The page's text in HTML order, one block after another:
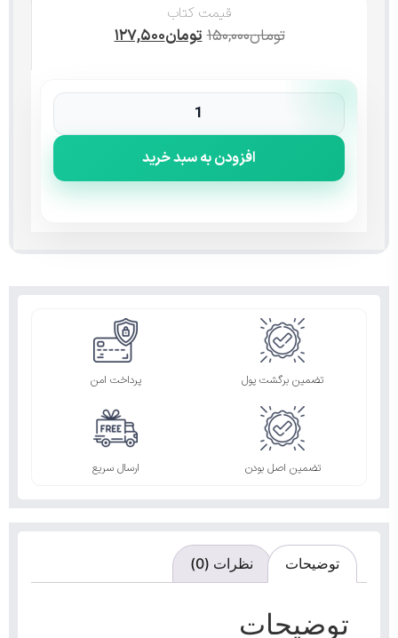
قیمت کتاب
تومان۱۵۰,۰۰۰تومان۱۲۷,۵۰۰
افزودن به سبد خرید
تضمین برگشت پول پرداخت امن
تضمین اصل بودن ارسال سریع
توضیحات نظرات (0)
توضیحات